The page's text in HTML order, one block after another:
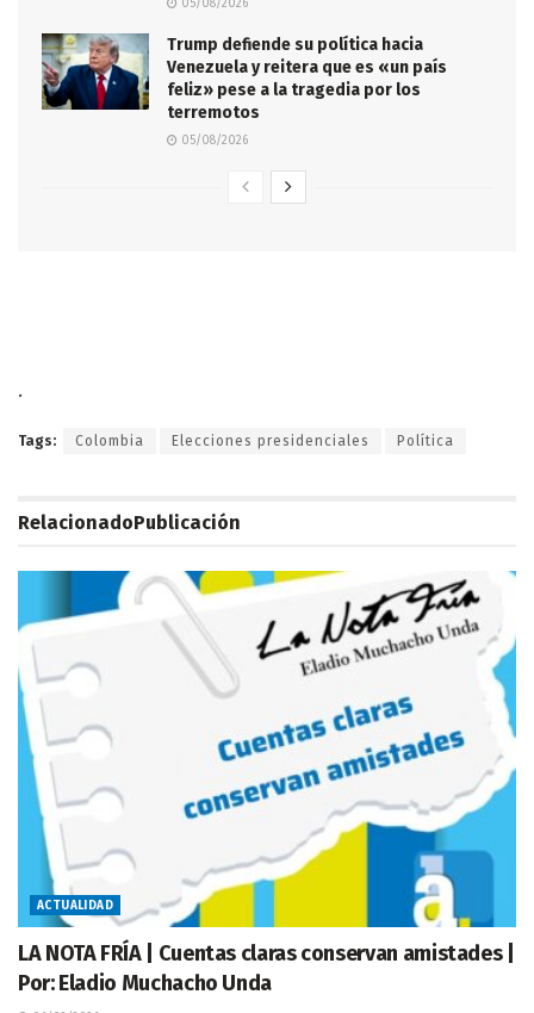
05/08/2026
Trump defiende su política hacia
Venezuela y reitera que es «un país
feliz» pese a la tragedia por los
terremotos
05/08/2026
.
Tags: Colombia Elecciones presidenciales Política
RelacionadoPublicación
ACTUALIDAD
LA NOTA FRÍA | Cuentas claras conservan amistades |
Por: Eladio Muchacho Unda